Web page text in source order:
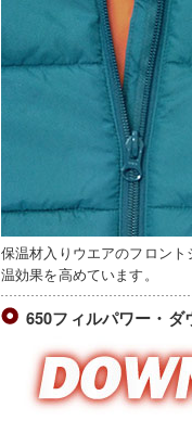
保温材入りウエアのフロン
温効果を高めています。
650フィルパワー・ダ